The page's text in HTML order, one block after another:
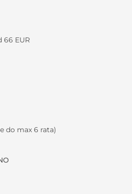
66 EUR
do max 6 rata)